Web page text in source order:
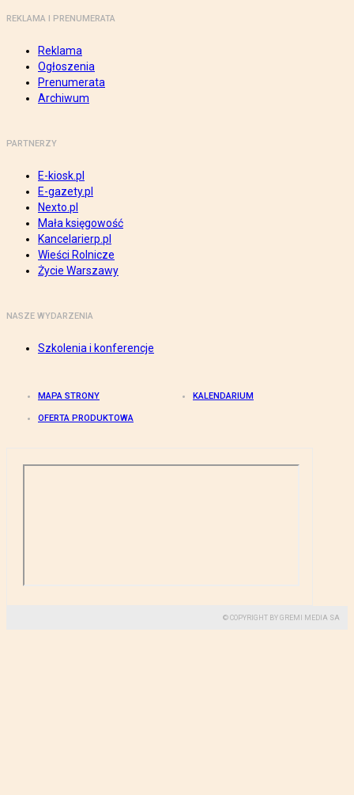
REKLAMA I PRENUMERATA
Reklama
Ogłoszenia
Prenumerata
Archiwum
PARTNERZY
E-kiosk.pl
E-gazety.pl
Nexto.pl
Mała księgowość
Kancelarierp.pl
Wieści Rolnicze
Życie Warszawy
NASZE WYDARZENIA
Szkolenia i konferencje
MAPA STRONY KALENDARIUM
OFERTA PRODUKTOWA
© COPYRIGHT BY GREMI MEDIA SA